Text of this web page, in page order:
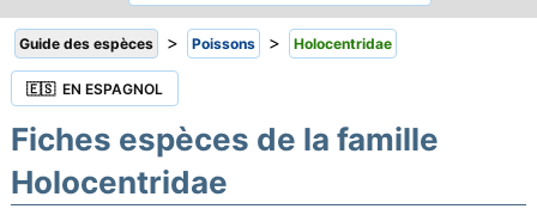
Guide des espèces > Poissons > Holocentridae
🇪🇸 EN ESPAGNOL
Fiches espèces de la famille
Holocentridae